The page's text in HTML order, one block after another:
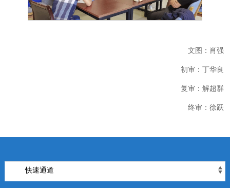
文图：肖强
初审：丁华良
复审：解超群
终审：徐跃
快速通道